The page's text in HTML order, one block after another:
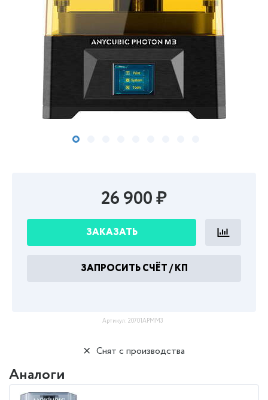
Снят с производства
Аналоги
26 900 ₽
ЗАКАЗАТЬ
ЗАПРОСИТЬ СЧЁТ / КП
Артикул: 20701APMM3